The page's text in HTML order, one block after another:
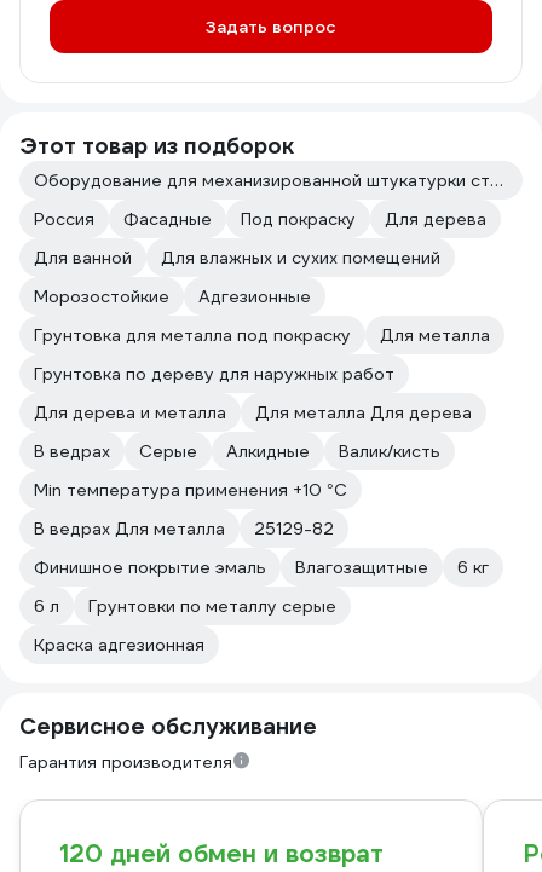
Задать вопрос
Этот товар из подборок
Оборудование для механизированной штукатурки стен
Россия
Фасадные Под покраску
Для дерева
Для ванной
Для влажных и сухих помещений
Морозостойкие
Адгезионные
Грунтовка для металла под покраску
Для металла
Грунтовка по дереву для наружных работ
Для дерева и металла
Для металла Для дерева
В ведрах
Серые Алкидные
Валик/кисть
Min температура применения +10 °С
В ведрах Для металла
25129-82
Финишное покрытие эмаль
Влагозащитные
6 кг
6 л
Грунтовки по металлу серые
Краска адгезионная
Сервисное обслуживание
Гарантия производителя
120 дней обмен и возврат